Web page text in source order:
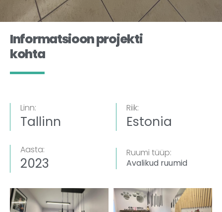
Informatsioon projekti
kohta
Linn:
Tallinn
Riik:
Estonia
Aasta:
2023
Ruumi tüüp:
Avalikud ruumid